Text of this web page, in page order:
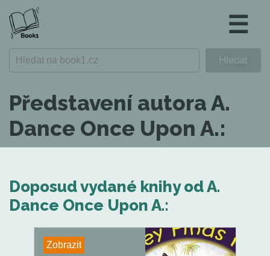
☰
Představení autora A.
Dance Once Upon A.:
Doposud vydané knihy od A.
Dance Once Upon A.:
Zobrazit